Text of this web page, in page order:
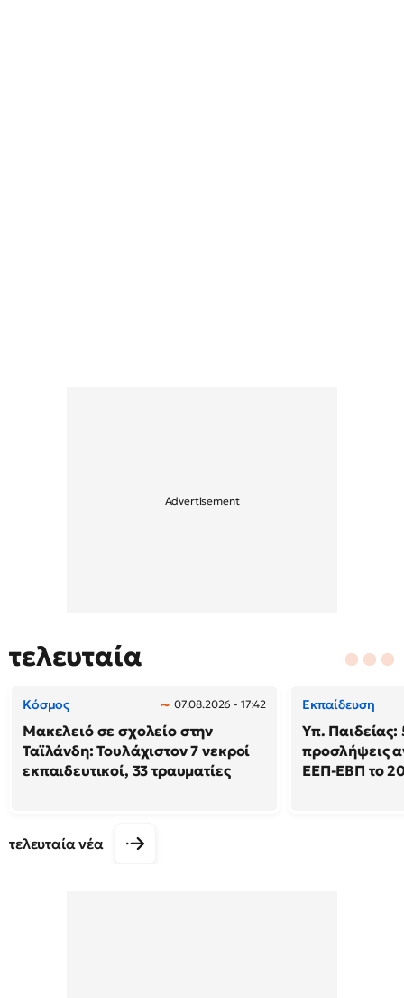
τελευταία
Κόσμος 07.08.2026 - 17:42
Μακελειό σε σχολείο στην
Ταϊλάνδη: Τουλάχιστον 7 νεκροί
εκπαιδευτικοί, 33 τραυματίες
Εκπαίδευση
Υπ. Παιδείας:
προσλήψεις
ΕΕΠ-ΕΒΠ το
τελευταία νέα